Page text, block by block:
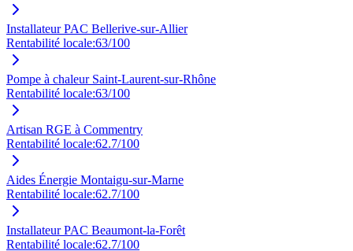
Installateur PAC Bellerive-sur-Allier
Rentabilité locale:63/100
Pompe à chaleur Saint-Laurent-sur-Rhône
Rentabilité locale:63/100
Artisan RGE à Commentry
Rentabilité locale:62.7/100
Aides Énergie Montaigu-sur-Marne
Rentabilité locale:62.7/100
Installateur PAC Beaumont-la-Forêt
Rentabilité locale:62.7/100